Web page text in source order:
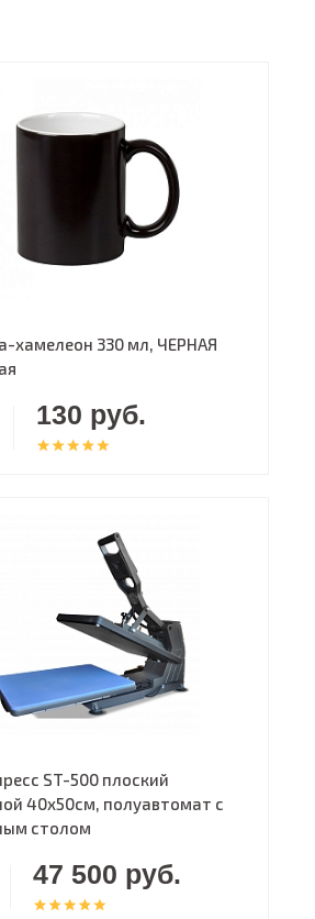
хамелеон 330 мл, ЧЕРНАЯ
130 руб.
ST-500 плоский
40х50см, полуавтомат с
столом
47 500 руб.